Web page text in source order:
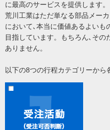
に最高のサービスを提供します。
荒川工業はただ単なる部品メー
において､本当に価値あるよいも
目指しています。もちろん､そ
ありません。
以下の8つの行程カテゴリーから